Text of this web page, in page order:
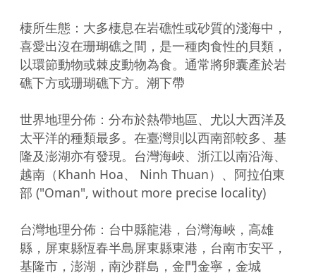
棲所生態：大多棲息在岩礁性或砂質的淺海中，
喜愛出沒在珊瑚礁之間，是一種肉食性的貝類，
以環節動物或棘皮動物為食。通常將卵囊產於岩
礁下方或珊瑚礁下方。潮下帶
世界地理分佈：分布於熱帶地區、尤以大西洋及
太平洋的種類最多。在臺灣則以西南部較多、基
隆及澎湖亦有發現。台灣海峽、浙江以南沿海、
越南（Khanh Hoa、 Ninh Thuan）、阿拉伯東
部 ("Oman", without more precise locality)
台灣地理分佈：台中縣龍港，台灣海峽，高雄
縣，屏東縣恆春半島屏東縣東港，台南市安平，
基隆市，澎湖，南沙群島，金門金寧，金城